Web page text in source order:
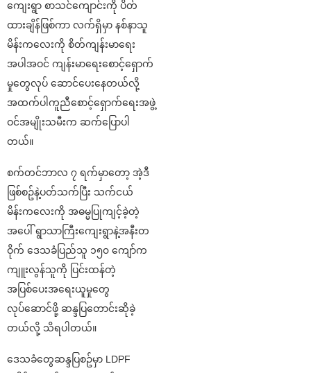
ကျေးရွာ စာသင်ကျောင်းကို ပိတ်
ထားချိန်ဖြစ်ကာ လက်ရှိမှာ နစ်နာသူ
မိန်းကလေးကို စိတ်ကျန်းမာရေး
အပါအဝင် ကျန်းမာရေးစောင့်ရှောက်
မှုတွေလုပ် ဆောင်ပေးနေတယ်လို့
အထက်ပါကူညီစောင့်ရှောက်ရေးအဖွဲ့
ဝင်အမျိုးသမီးက ဆက်ပြောပါ
တယ်။
စက်တင်ဘာလ ၇ ရက်မှာတော့ အဲ့ဒီ
ဖြစ်စဥ်နဲ့ပတ်သက်ပြီး သက်ငယ်
မိန်းကလေးကို အဓမ္မပြုကျင့်ခဲ့တဲ့
အပေါ် ရွာသာကြီးကျေးရွာနဲ့အနီးတ
ဝိုက် ဒေသခံပြည်သူ ၁၅၀ ကျော်က
ကျူးလွန်သူကို ပြင်းထန်တဲ့
အပြစ်ပေးအရေးယူမှုတွေ
လုပ်ဆောင်ဖို့ ဆန္ဒပြတောင်းဆိုခဲ့
တယ်လို့ သိရပါတယ်။
ဒေသခံတွေဆန္ဒပြစဥ်မှာ LDPF